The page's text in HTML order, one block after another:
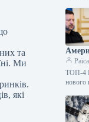
та
Ми
які
ТОП-4
нового